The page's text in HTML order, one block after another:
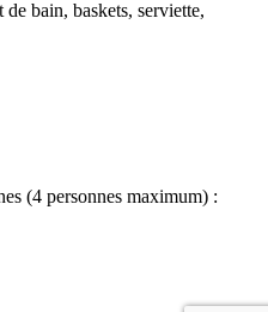
de bain, baskets, serviette,
(4 personnes maximum) :